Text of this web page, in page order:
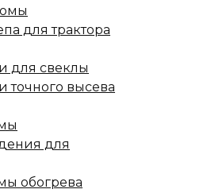
для трактора
для свеклы
точного высева
для
обогрева